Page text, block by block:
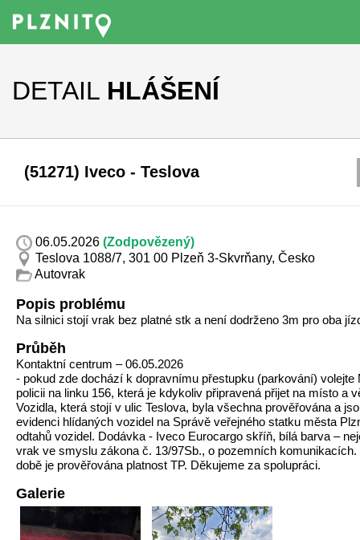
DETAIL HLÁŠENÍ
(51271) Iveco - Teslova
06.05.2026 (Zodpovězený)
Teslova 1088/7, 301 00 Plzeň 3-Skvrňany, Česko
Autovrak
Popis problému
Na silnici stojí vrak bez platné stk a není dodrženo 3m pro oba
Průběh
Kontaktní centrum – 06.05.2026
- pokud zde dochází k dopravnímu přestupku (parkování) volejte
policii na linku 156, která je kdykoliv připravená přijet na místo a
Vozidla, která stojí v ulic Teslova, byla všechna prověřována a
evidenci hlídaných vozidel na Správě veřejného statku města
odtahů vozidel. Dodávka - Iveco Eurocargo skříň, bílá barva –
vrak ve smyslu zákona č. 13/97Sb., o pozemních
době je prověřována platnost TP. Děkujeme za spolupráci.
Galerie